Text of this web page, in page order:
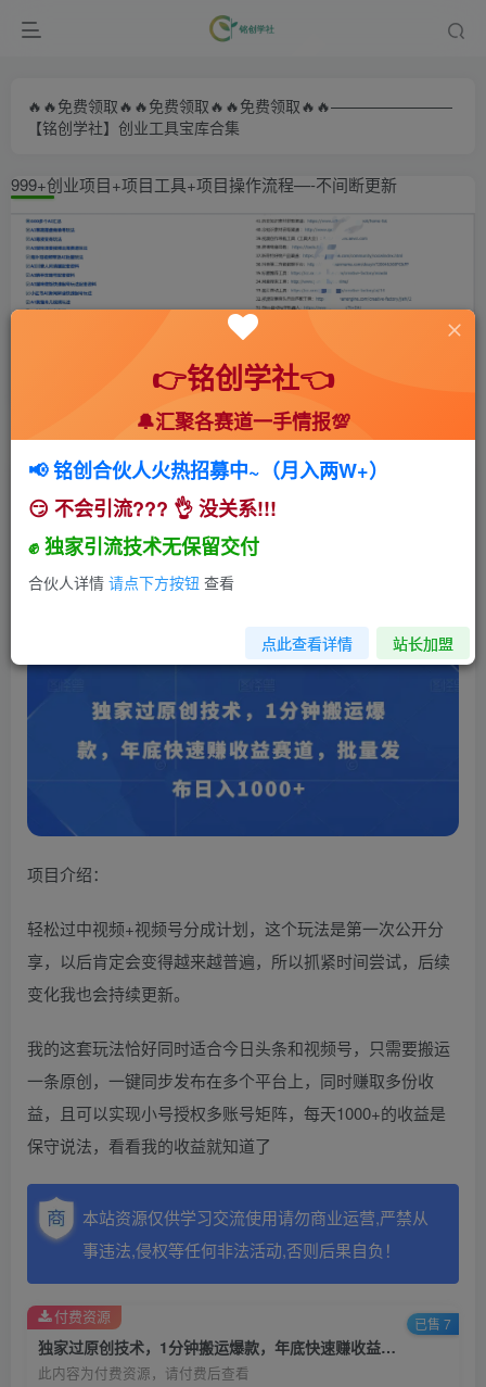
🔥🔥免费领取🔥🔥免费领取🔥🔥免费领取🔥🔥————————
【铭创学社】创业工具宝库合集
999+创业项目+项目工具+项目操作流程—-不间断更新
首页 🍻会员专享 📚综合教程 正文
独家过原创技术，1分钟搬运爆款，年底快速赚收
益赛道，批量发布日入1000+【揭秘】
小助手
293 24
项目介绍：
轻松过中视频+视频号分成计划，这个玩法是第一次公开分
享，以后肯定会变得越来越普遍，所以抓紧时间尝试，后续
变化我也会持续更新。
我的这套玩法恰好同时适合今日头条和视频号，只需要搬运
一条原创，一键同步发布在多个平台上，同时赚取多份收
益，且可以实现小号授权多账号矩阵，每天1000+的收益是
保守说法，看看我的收益就知道了
本站资源仅供学习交流使用请勿商业运营,严禁从
事违法,侵权等任何非法活动,否则后果自负！
独家过原创技术，1分钟搬运爆款，年底快速赚收益赛道，批量发布日入1000+【揭秘】
此内容为付费资源，请付费后查看
付费资源 已售 7
👉铭创学社👈
🔔汇聚各赛道一手情报💯
📢 铭创合伙人火热招募中~（月入两W+）
😏 不会引流??? 👌 没关系!!!
✊ 独家引流技术无保留交付
合伙人详情 请点下方按钮 查看
点此查看详情 站长加盟